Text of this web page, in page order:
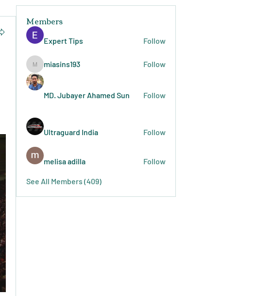
Members
Expert Tips Follow
miasins193
miasins193 Follow
MD. Jubayer Ahamed Sun Follow
Ultraguard India Follow
melisa adilla Follow
See All Members (409)